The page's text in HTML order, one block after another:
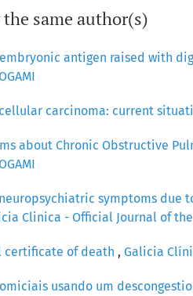
same author(s)
antigen raised with
carcinoma: current
about Chronic Obstructive
symptoms due
Clinica - Official Journal of the
certificate of death , Galicia
usando um